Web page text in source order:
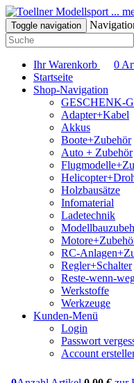
...
Toggle navigation
Ihr Warenkorb 0
Startseite
Shop-Navigation
GESCHENK-
Adapter+Kabel
Akkus
Boote+Zubehör
Auto + Zubehör
Holzbausätze
Infomaterial
Ladetechnik
RC-
Regler+Schalter
Reste-wenn-
Werkstoffe
Werkzeuge
Kunden-Menü
Login
Passwort
Account